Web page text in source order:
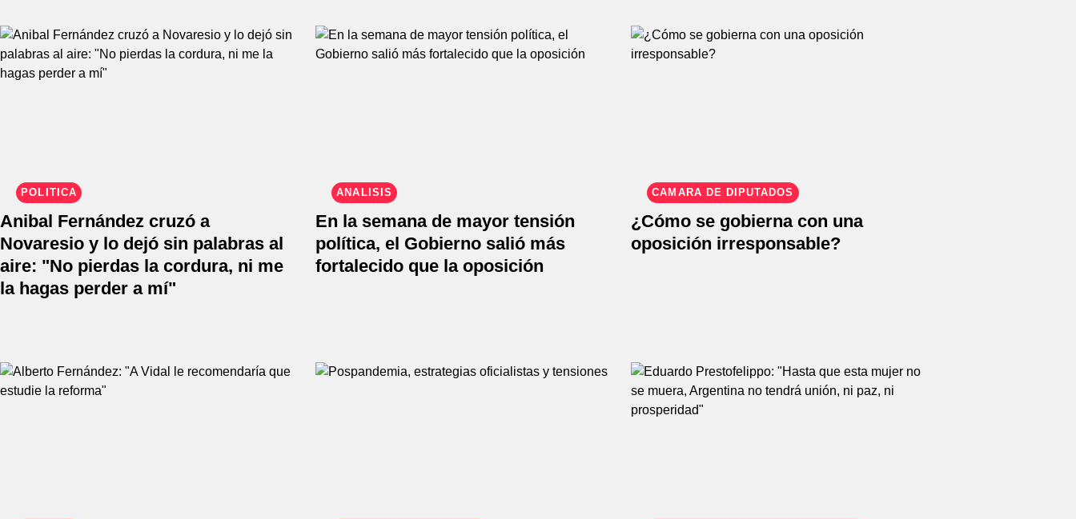
POLÍTICA
Anibal Fernández cruzó a
Novaresio y lo dejó sin palabras al
aire: "No pierdas la cordura, ni me
la hagas perder a mí"
ANÁLISIS
En la semana de mayor tensión
política, el Gobierno salió más
fortalecido que la oposición
CÁMARA DE DIPUTADOS
¿Cómo se gobierna con una
oposición irresponsable?